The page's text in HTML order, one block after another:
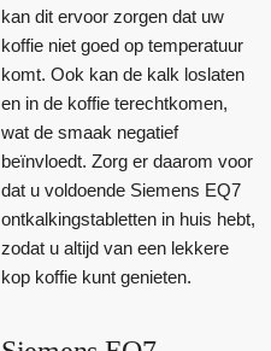
kan dit ervoor zorgen dat uw
koffie niet goed op temperatuur
komt. Ook kan de kalk loslaten
en in de koffie terechtkomen,
wat de smaak negatief
beïnvloedt. Zorg er daarom voor
dat u voldoende Siemens EQ7
ontkalkingstabletten in huis hebt,
zodat u altijd van een lekkere
kop koffie kunt genieten.